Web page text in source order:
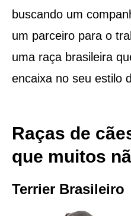
buscando um
um parceiro para o
uma raça brasileira
encaixa no seu estilo
Raças de
que muitos
Terrier Brasileiro